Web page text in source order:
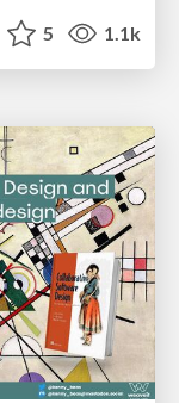
5 1.1k